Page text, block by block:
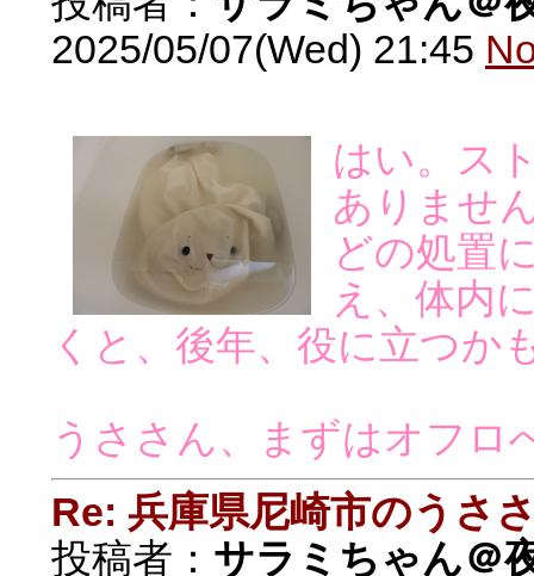
2025/05/07(Wed) 21:45
はい。ス
ありませ
どの処置
え、体内
くと、後年、役に立つか
うささん、まずはオフロ
Re: 兵庫県尼崎市のうさ
投稿者： サラミちゃん＠